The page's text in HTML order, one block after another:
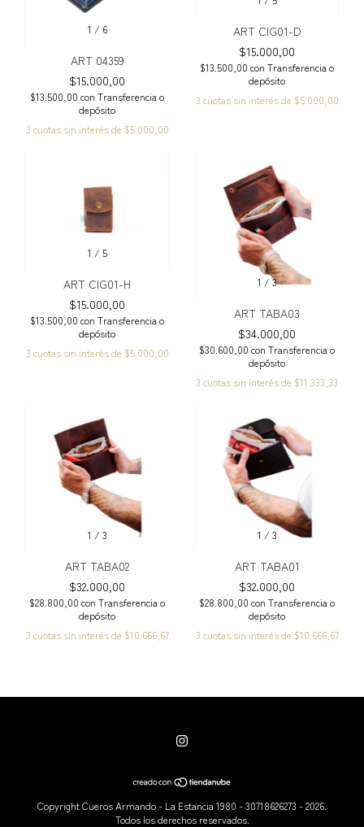
1 / 6
ART 04359
$15.000,00
$13.500,00 con Transferencia o
depósito
3 cuotas sin interés de $5.000,00
ART CIG01-D
$15.000,00
$13.500,00 con Transferencia o
depósito
3 cuotas sin interés de $5.000,00
1 / 5
ART CIG01-H
$15.000,00
$13.500,00 con Transferencia o
depósito
3 cuotas sin interés de $5.000,00
1 /3
ART TABA03
$34.000,00
$30.600,00 con Transferencia o
depósito
3 cuotas sin interés de $11.333,33
1 / 3
ART TABA02
$32.000,00
$28.800,00 con Transferencia o
depósito
3 cuotas sin interés de $10.666,67
1 / 3
ART TABA01
$32.000,00
$28.800,00 con Transferencia o
depósito
3 cuotas sin interés de $10.666,67
Copyright Cueros Armando - La Estancia 1980 - 30718626273 - 2026.
Todos los derechos reservados.